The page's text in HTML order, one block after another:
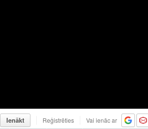
Ienākt Reģistrēties Vai ienāc ar